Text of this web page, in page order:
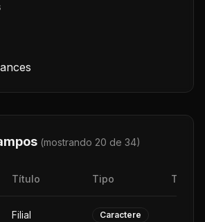
(mostrando 20 de 34)
Título Tipo
Filial Caractere